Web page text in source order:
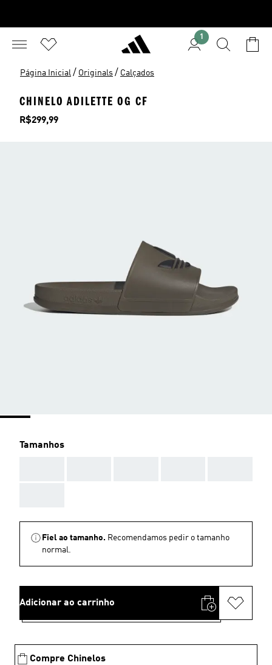
1
Página Inicial / Originals / Calçados
CHINELO ADILETTE OG CF
Preço
R$299,99
Tamanhos
Fiel ao tamanho. Recomendamos pedir o tamanho
normal.
Adicionar ao carrinho
Compre Chinelos